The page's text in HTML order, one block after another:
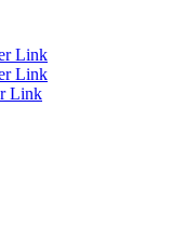
Link
Link
Link